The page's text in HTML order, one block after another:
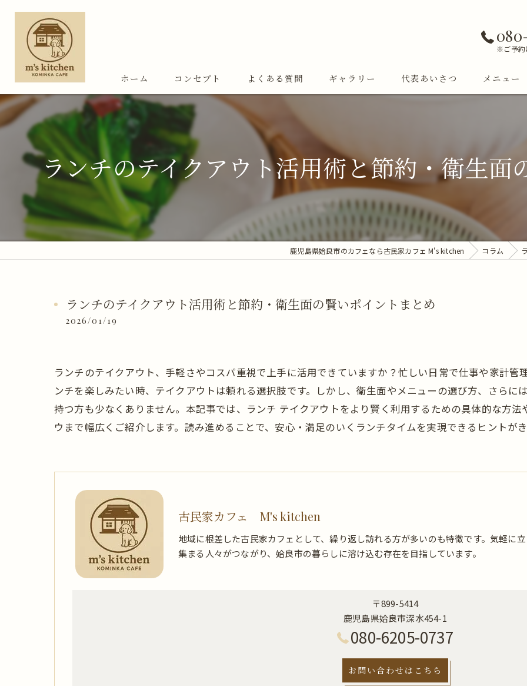
※ご予約
ホーム コンセプト よくある質問 ギャラリー 代表あいさつ メニュー
ランチのテイクアウト活用術と節約・衛生面
鹿児島県姶良市のカフェなら古民家カフェ M's kitchen コラム
ランチのテイクアウト活用術と節約・衛生面の賢いポイントまとめ
2026/01/19
ランチのテイクアウト、手軽さやコスパ重視で上手に活用できていますか？忙しい日常で仕事や家計管
ンチを楽しみたい時、テイクアウトは頼れる選択肢です。しかし、衛生面やメニューの選び方、さらに
持つ方も少なくありません。本記事では、ランチ テイクアウトをより賢く利用するための具体的な方
ウまで幅広くご紹介します。読み進めることで、安心・満足のいくランチタイムを実現できるヒントがき
古民家カフェ M's kitchen
地域に根差した古民家カフェとして、繰り返し訪れる方が多いのも特徴です。気軽に
集まる人々がつながり、姶良市の暮らしに溶け込む存在を目指しています。
〒899-5414
鹿児島県姶良市深水454-1
080-6205-0737
お問い合わせはこちら